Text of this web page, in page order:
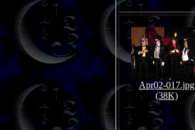
Apr02-017.jpg
(38K)